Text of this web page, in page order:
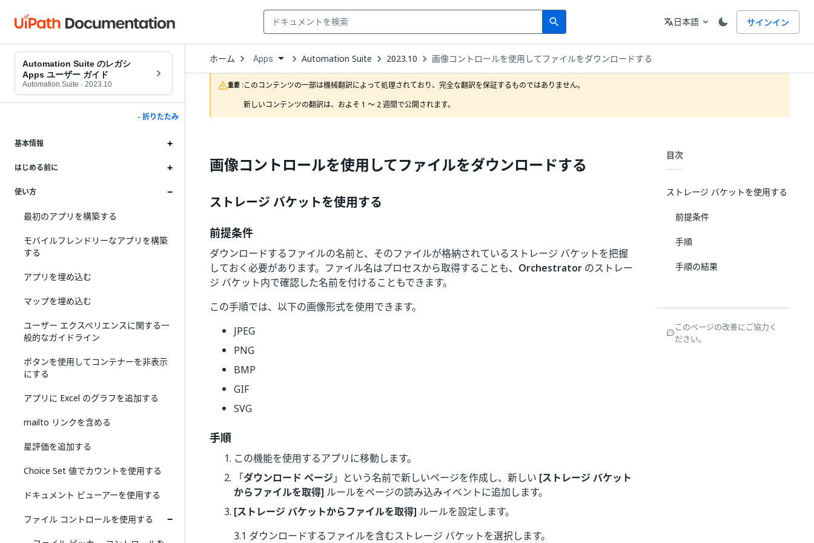
search
Search 言語
translate日本語 expand_more サインイン
Automation Suite のレガシ
Apps ユーザー ガイド
Automation Suite · 2023.10
- 折りたたみ
基本情報
はじめる前に
使い方
最初のアプリを構築する
モバイルフレンドリーなアプリを構築
する
アプリを埋め込む
マップを埋め込む
ユーザー エクスペリエンスに関する一
般的なガイドライン
ボタンを使用してコンテナーを非表示
にする
アプリに Excel のグラフを追加する
mailto リンクを含める
星評価を追加する
Choice Set 値でカウントを使用する
ドキュメント ビューアーを使用する
ファイル コントロールを使用する
ホーム Open
Dropdown
to
choose
product
Apps Automation Suite 2023.10 画像コントロールを使用してファイルをダウンロードする
重要 :このコンテンツの一部は機械翻訳によって処理されており、完全な翻訳を保証するものではありません。
新しいコンテンツの翻訳は、およそ 1 ～ 2 週間で公開されます。
画像コントロールを使用してファイルをダウンロードする
ストレージ バケットを使用する
前提条件
ダウンロードするファイルの名前と、そのファイルが格納されているストレージ バケットを把握
しておく必要があります。ファイル名はプロセスから取得することも、 Orchestrator のストレー
ジ バケット内で確認した名前を付けることもできます。
この手順では、以下の画像形式を使用できます。
JPEG
PNG
BMP
GIF
SVG
手順
この機能を使用するアプリに移動します。
「ダウンロード ページ」という名前で新しいページを作成し、新しい [ストレージ バケット
からファイルを取得] ルールをページの読み込みイベントに追加します。
[ストレージ バケットからファイルを取得] ルールを設定します。
3.1 ダウンロードするファイルを含むストレージ バケットを選択します。
目次
ストレージ バケットを使用する
前提条件
手順
手順の結果
このページの改善にご協力く
ださい。